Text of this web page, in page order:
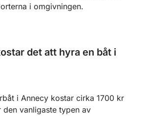
i omgivningen.
det att hyra en båt i
i Annecy kostar cirka 1700 kr
den vanligaste typen av